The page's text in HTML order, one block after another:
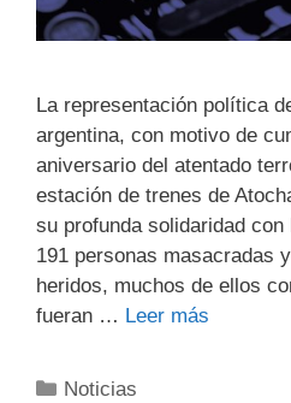
La representación política
argentina, con motivo de
aniversario del atentado
‎estación de trenes de
su profunda solidaridad
191 personas masacradas
heridos, ‎muchos de ellos
fueran … Leer más
Noticias